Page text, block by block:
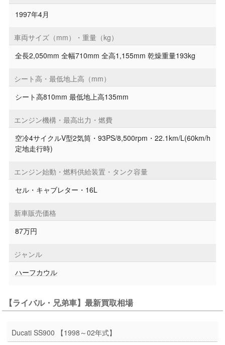
1997年4月
車両サイズ（mm）・重量（kg）
全長2,050mm 全幅710mm 全高1,155mm 乾燥重量193kg
シート高・最低地上高（mm）
シート高810mm 最低地上高135mm
エンジン機構・最高出力・燃費
空冷4サイクルV型2気筒・93PS/8,500rpm・22.1km/L(60km/h
定地走行時)
エンジン始動・燃料供給装置・タンク容量
セル・キャブレター・16L
新車販売価格
87万円
ジャンル
ハーフカウル
【ライバル・兄弟車】最新買取相場
Ducati SS900 【1998～02年式】